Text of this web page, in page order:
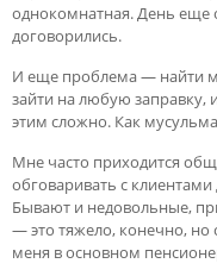
однокомнатная. День еще
договорились.
И еще проблема — найти
зайти на любую заправку,
этим сложно. Как
Мне часто приходится
обговаривать с
Бывают и недовольные,
— это тяжело, конечно,
меня в основном